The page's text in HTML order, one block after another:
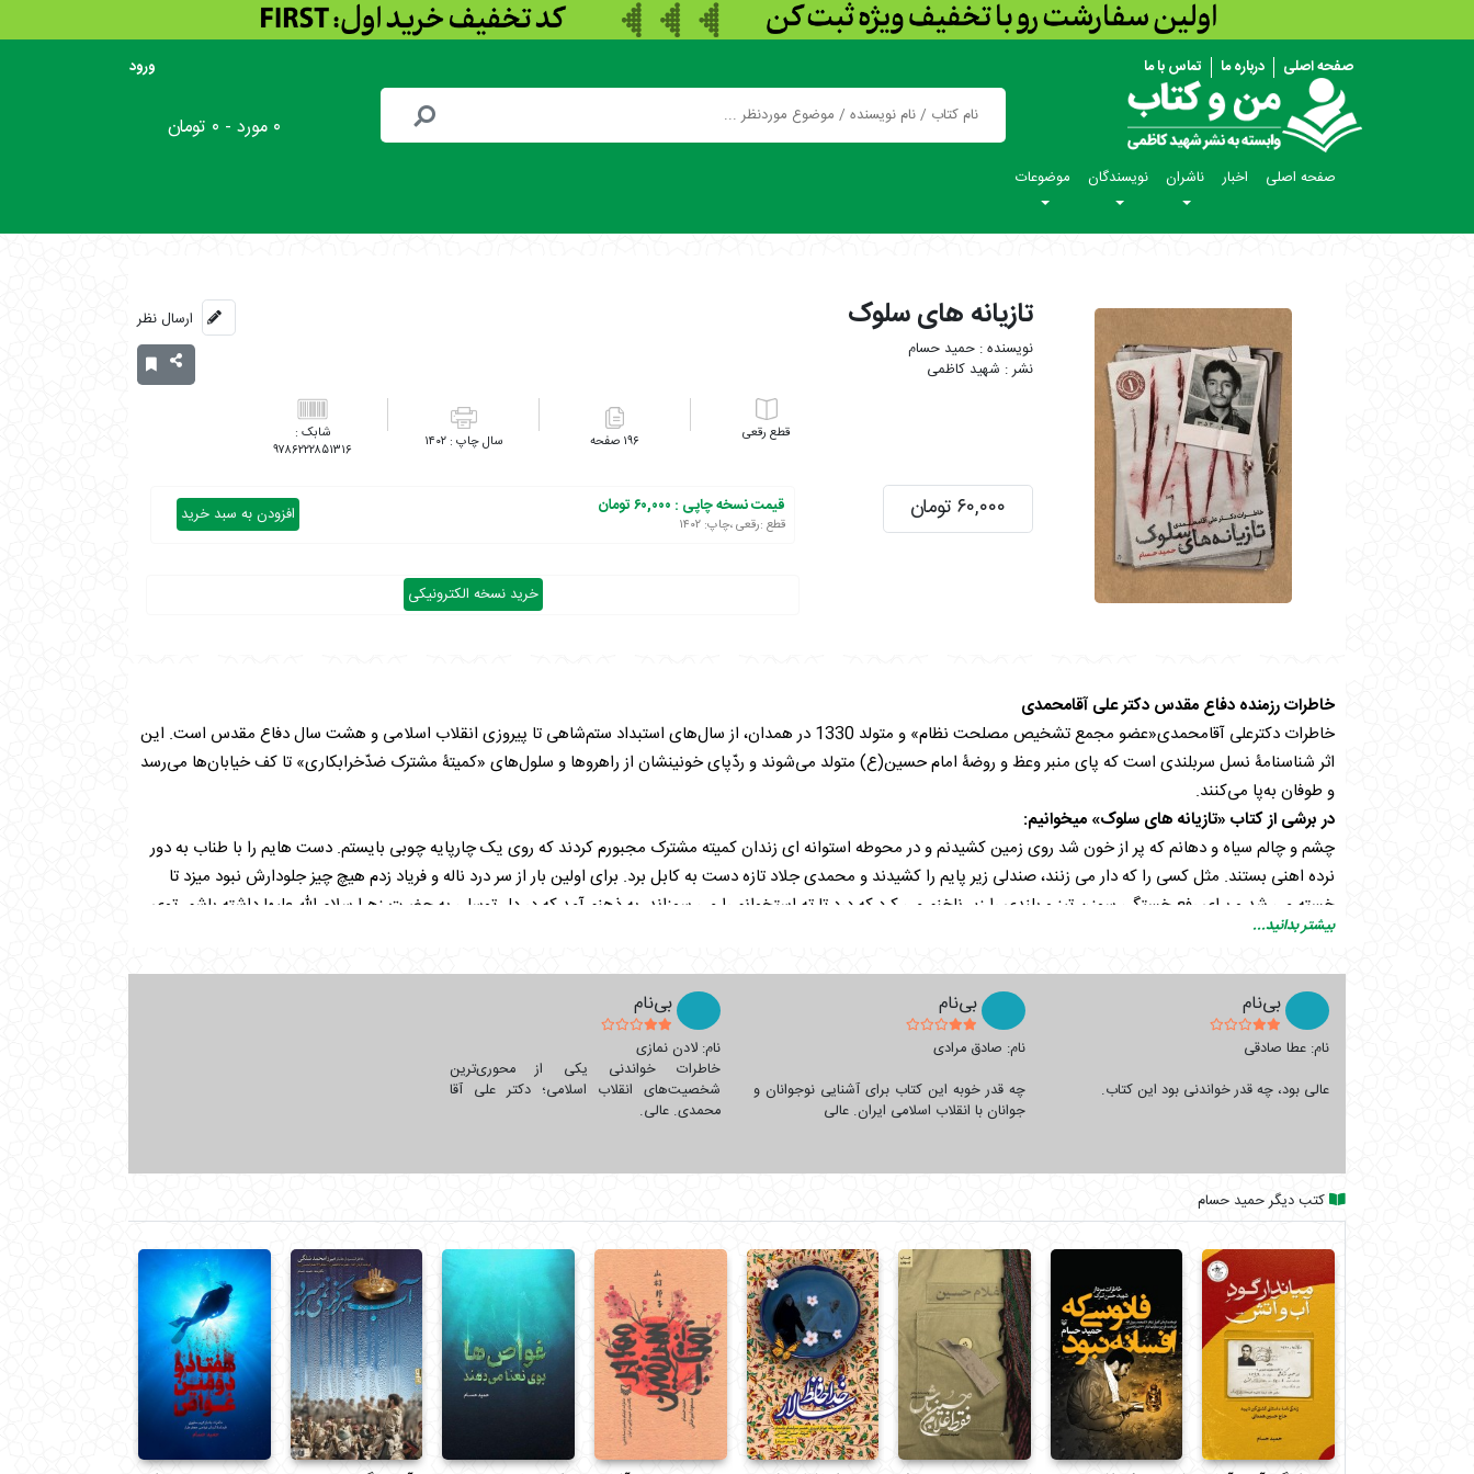
صفحه اصلی درباره ما تماس با ما ورود
۰ مورد - ۰ تومان
صفحه اصلی اخبار ناشران نویسندگان موضوعات
تازیانه های سلوک
حمید حسام
شهید کاظمی
ارسال نظر
۶۰,۰۰۰ تومان
رقعی ۱۹۶ ۱۴۰۲ ۹۷۸۶۲۲۲۸۵۱۳۱۶
قیمت نسخه چاپی : ۶۰,۰۰۰ تومان
قطع :رقعی ،چاپ: ۱۴۰۲ افزودن به سبد خرید
خرید نسخه الکترونیکی
خاطرات رزمنده دفاع مقدس دکتر علی آقامحمدی
خاطرات دکترعلی آقامحمدی«عضو مجمع تشخیص مصلحت نظام» و متولد 1330 در همدان، از سال‌های استبداد ستم‌شاهی تا پیروزی انقلاب اسلامی و هشت سال دفاع مقدس است. این
اثر شناسنامۀ نسل سربلندی است که پای منبر وعظ و روضۀ امام حسین(ع) متولد می‌شوند و ردّپای خونینشان از راهرو‌ها و سلول‌های «کمیتۀ مشترک ضدّخرابکاری» تا کف خیابان‌ها می‌رسد
و طوفان به‌پا می‌کنند.
در برشی از کتاب «تازیانه های سلوک» میخوانیم:
چشم و چالم سیاه و دهانم که پر از خون شد روی زمین کشیدنم و در محوطه استوانه ای زندان کمیته مشترک مجبورم کردند که روی یک چارپایه چوبی بایستم. دست هایم را با طناب به دور
نرده اهنی بستند. مثل کسی را که دار می زنند، صندلی زیر پایم را کشیدند و محمدی جلاد تازه دست به کابل برد. برای اولین بار از سر درد ناله و فریاد زدم هیچ چیز جلودارش نبود میزد تا
خسته می شد و برای رفع خستگی سوزن تیز و بلندی را زیر ناخنم می کرد که درد تا ته استخوانم را می سوزاند. به ذهنم آمد که در دل توسلی به حضرت زهرا سلام الله علیها داشته باشم. توی
حال خوبی رفتم و اتفاقاً روضه کار خودش را کرد به گریه افتادم چه گریه ای!
برای تهیه کتاب تازیانه‌های سلوک و سایر آثار نویسنده،کلیک کنید.
بیشتر بدانید...
بی‌نام
نام: عطا صادقی
عالی بود، چه قدر خواندنی بود این کتاب.
بی‌نام
نام: صادق مرادی
چه قدر خوبه این کتاب برای آشنایی نوجوانان و
جوانان با انقلاب اسلامی ایران. عالی
بی‌نام
نام: لادن نمازی
خاطرات خواندنی یکی از محوری‌ترین
شخصیت‌های انقلاب اسلامی؛ دکتر علی آقا
محمدی. عالی.
کتب دیگر حمید حسام